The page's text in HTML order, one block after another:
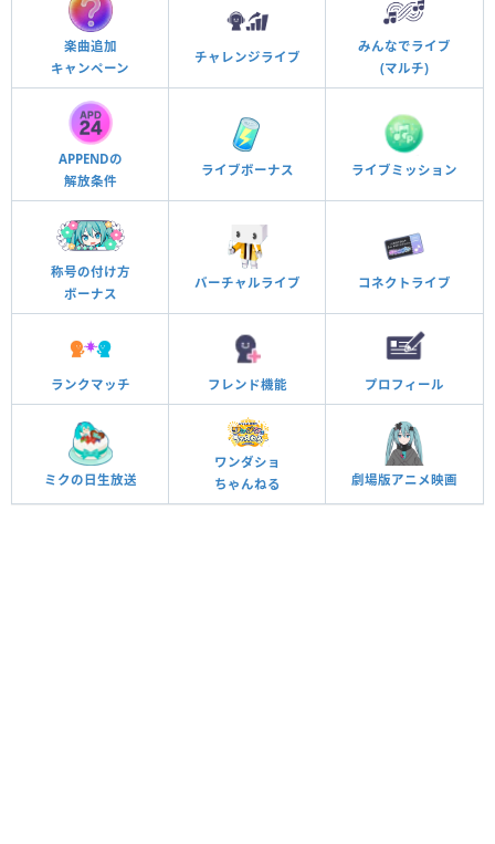
楽曲追加
キャンペーン
チャレンジライブ
みんなでライブ
(マルチ)
APPENDの
解放条件
ライブボーナス ライブミッション
称号の付け方
ボーナス
バーチャルライブ コネクトライブ
ランクマッチ フレンド機能 プロフィール
ミクの日生放送
ワンダショ
ちゃんねる
劇場版アニメ映画